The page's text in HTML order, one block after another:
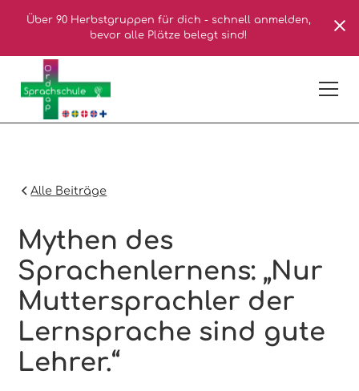
Über 90 Herbstgruppen für dich - schnell anmelden,
bevor alle Plätze belegt sind!
Alle Beiträge
Mythen des
Sprachenlernens: „Nur
Muttersprachler der
Lernsprache sind gute
Lehrer.“